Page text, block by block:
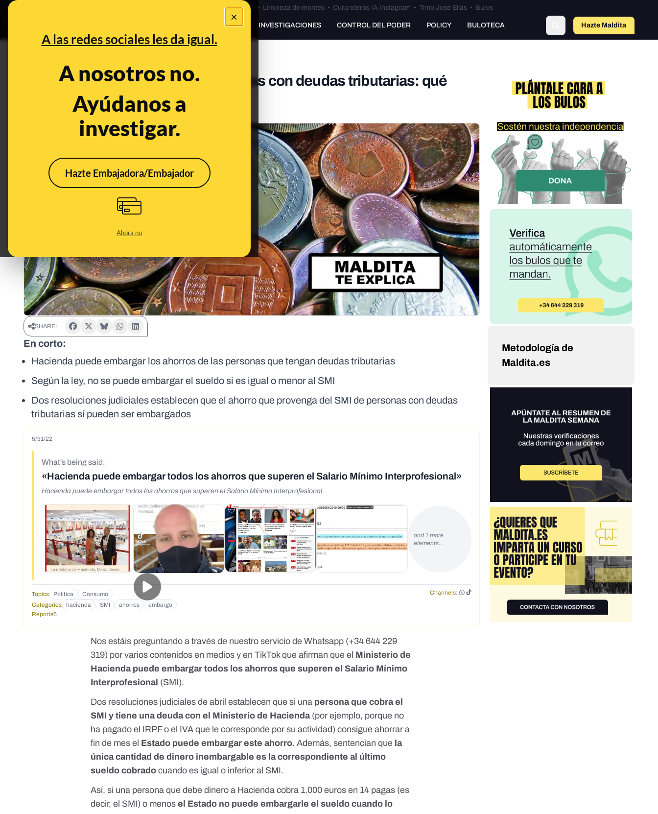
×
A las redes sociales les da igual.
A nosotros no.
Ayúdanos a
investigar.
Hazte Embajadora/Embajador
Ahora no
Bulos Ceuta • Limpieza de montes• Curanderos IA Instagram • Timo José Elías• Bulos
PREBUNKING INVESTIGACIONES CONTROL DEL PODER POLICY BULOTECA Hazte Maldito
Hacienda y los embargos a personas con deudas tributarias: qué
cambia y cómo se realizan
May 30, 2022, 4:07:30 PM
SHARE:
En corto:
Hacienda puede embargar los ahorros de las personas que tengan deudas tributarias
Según la ley, no se puede embargar el sueldo si es igual o menor al SMI
Dos resoluciones judiciales establecen que el ahorro que provenga del SMI de personas con deudas
tributarias sí pueden ser embargados
5/31/22
What's being said:
«Hacienda puede embargar todos los ahorros que superen el Salario Mínimo Interprofesional»
Hacienda puede embargar todos los ahorros que superen el Salario Mínimo Interprofesional
and 1 more
elements…
Topics Política Consumo
Channels:
Categories
hacienda SMI ahorros
embargo
Reports6
Nos estáis preguntando a través de nuestro servicio de Whatsapp (+34 644 229
319) por varios contenidosen medios yen TikTokque afirman que el Ministerio de
Hacienda puede embargar todos los ahorros que superen el Salario Mínimo
Interprofesional (SMI).
Dos resoluciones judiciales de abril establecen que si una persona que cobra el
SMI y tiene una deuda con el Ministerio de Hacienda(por ejemplo, porque no
ha pagado el IRPF o el IVA que le corresponde por su actividad) consigue ahorrar a
fin de mes el Estado puede embargar este ahorro. Además, sentencian que la
única cantidad de dinero inembargable es la correspondiente al último
sueldo cobradocuando es igual o inferior al SMI.
Así, si una persona que debe dinero a Hacienda cobra 1.000 euros en 14 pagas (es
decir, el SMI) o menosel Estado no puede embargarle el sueldo cuando lo
Metodología de
Maldita.es